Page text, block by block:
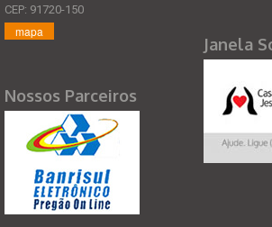
CEP: 91720-150
mapa
Nossos Parceiros
Janela